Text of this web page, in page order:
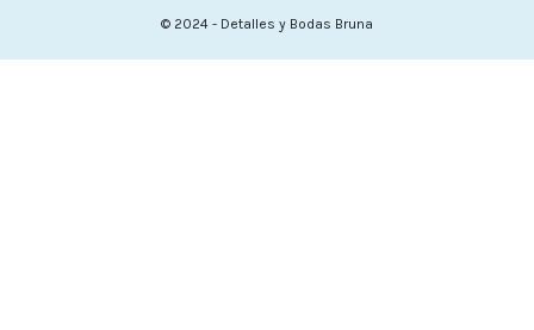
© 2024 - Detalles y Bodas Bruna